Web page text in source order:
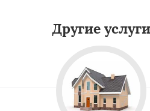
Другие услуги